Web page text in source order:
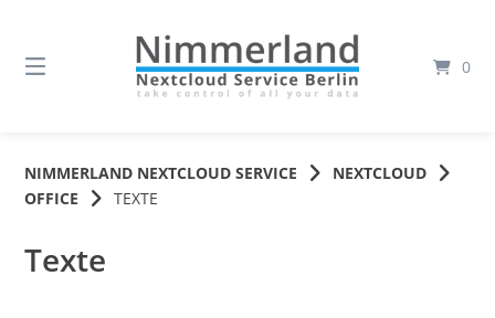
Inhalt
0
NIMMERLAND NEXTCLOUD SERVICE
NEXTCLOUD
OFFICE
TEXTE
Texte